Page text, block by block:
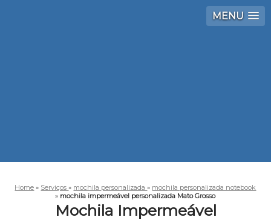
MENU
Home » Serviços» mochila personalizada» mochila personalizada notebook
» mochila impermeável personalizada Mato Grosso
Mochila Impermeável